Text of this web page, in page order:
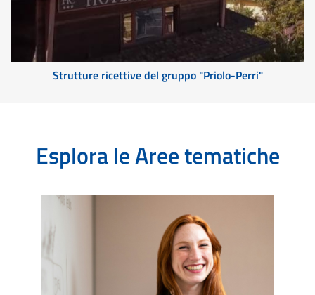
Strutture ricettive del gruppo "Priolo-Perri"
Esplora le Aree tematiche